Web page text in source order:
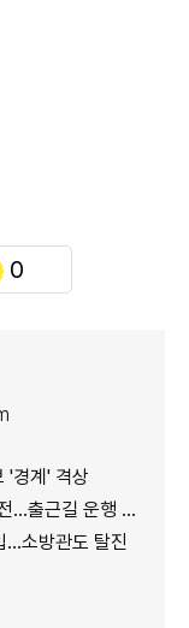
0
'경계' 격상
근길 운행 지연
…소방관도 탈진